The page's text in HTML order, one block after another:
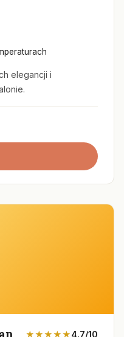
elegancji i
★★★★★4.7/10